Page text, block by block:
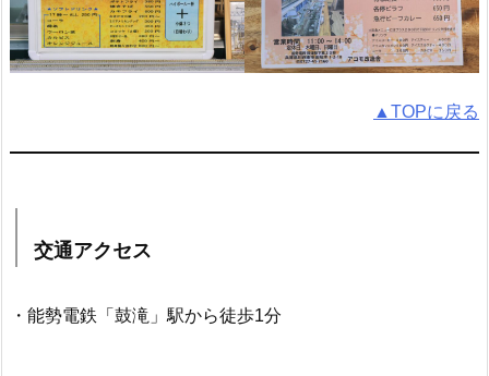
▲TOPに戻る
交通アクセス
・能勢電鉄「鼓滝」駅から徒歩1分